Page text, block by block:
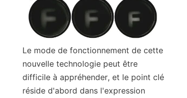
Le mode de fonctionnement de cette
nouvelle technologie peut être
difficile à appréhender, et le point clé
réside d'abord dans l'expression